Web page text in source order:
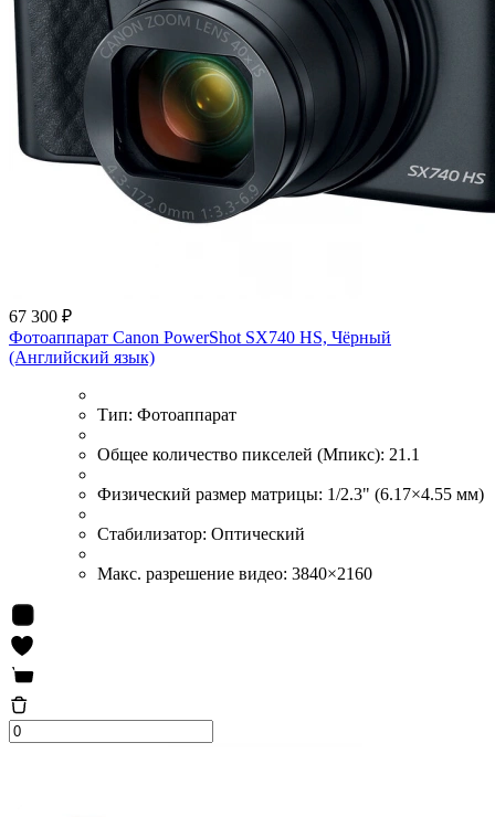
67 300 ₽
Фотоаппарат Canon PowerShot SX740 HS, Чёрный
(Английский язык)
Тип: Фотоаппарат
Общее количество пикселей (Мпикс): 21.1
Физический размер матрицы: 1/2.3" (6.17×4.55 мм)
Стабилизатор: Оптический
Макс. разрешение видео: 3840×2160